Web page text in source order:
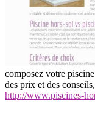
composez votre
des prix et des
http://www.piscines-